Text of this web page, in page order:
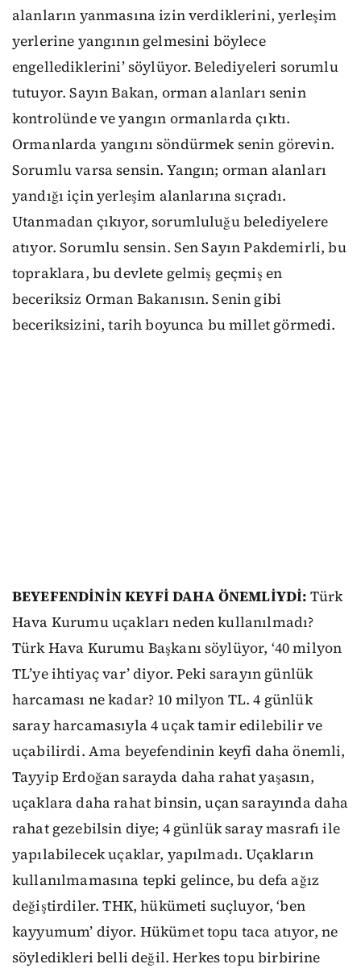
alanların yanmasına izin verdiklerini, yerleşim
yerlerine yangının gelmesini böylece
engellediklerini’ söylüyor. Belediyeleri sorumlu
tutuyor. Sayın Bakan, orman alanları senin
kontrolünde ve yangın ormanlarda çıktı.
Ormanlarda yangını söndürmek senin görevin.
Sorumlu varsa sensin. Yangın; orman alanları
yandığı için yerleşim alanlarına sıçradı.
Utanmadan çıkıyor, sorumluluğu belediyelere
atıyor. Sorumlu sensin. Sen Sayın Pakdemirli, bu
topraklara, bu devlete gelmiş geçmiş en
beceriksiz Orman Bakanısın. Senin gibi
beceriksizini, tarih boyunca bu millet görmedi.
BEYEFENDİNİN KEYFİ DAHA ÖNEMLİYDİ: Türk
Hava Kurumu uçakları neden kullanılmadı?
Türk Hava Kurumu Başkanı söylüyor, ‘40 milyon
TL’ye ihtiyaç var’ diyor. Peki sarayın günlük
harcaması ne kadar? 10 milyon TL. 4 günlük
saray harcamasıyla 4 uçak tamir edilebilir ve
uçabilirdi. Ama beyefendinin keyfi daha önemli,
Tayyip Erdoğan sarayda daha rahat yaşasın,
uçaklara daha rahat binsin, uçan sarayında daha
rahat gezebilsin diye; 4 günlük saray masrafı ile
yapılabilecek uçaklar, yapılmadı. Uçakların
kullanılmamasına tepki gelince, bu defa ağız
değiştirdiler. THK, hükümeti suçluyor, ‘ben
kayyumum’ diyor. Hükümet topu taca atıyor, ne
söyledikleri belli değil. Herkes topu birbirine